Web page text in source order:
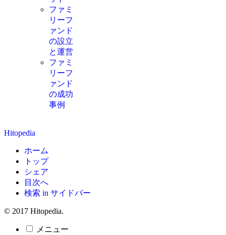
ファミ
リーフ
ァンド
の設立
と運営
ファミ
リーフ
ァンド
の成功
事例
Hitopedia
ホーム
トップ
シェア
目次へ
検索 in サイドバー
© 2017 Hitopedia.
メニュー